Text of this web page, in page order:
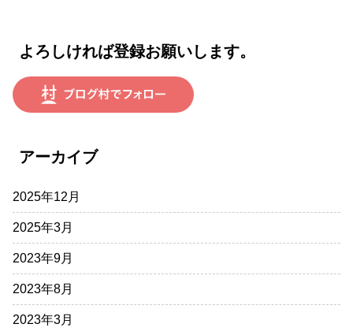
よろしければ登録お願いします。
アーカイブ
2025年12月
2025年3月
2023年9月
2023年8月
2023年3月